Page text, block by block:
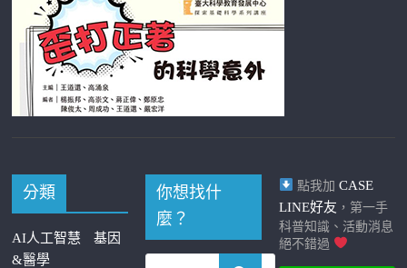
分類
AI人工智慧
基因
&醫學
你想找什
麼？
點我加 CASE
LINE好友 ，第一手
科普知識、活動消息
絕不錯過